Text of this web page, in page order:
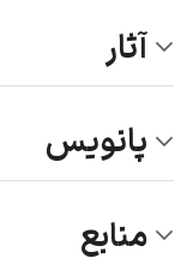
آثار
پانویس
منابع